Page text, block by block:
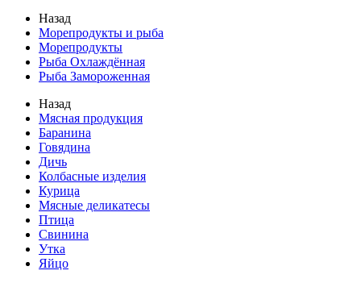
Назад
Морепродукты и рыба
Морепродукты
Рыба Охлаждённая
Рыба Замороженная
Назад
Мясная продукция
Баранина
Говядина
Дичь
Колбасные изделия
Курица
Мясные деликатесы
Птица
Свинина
Утка
Яйцо